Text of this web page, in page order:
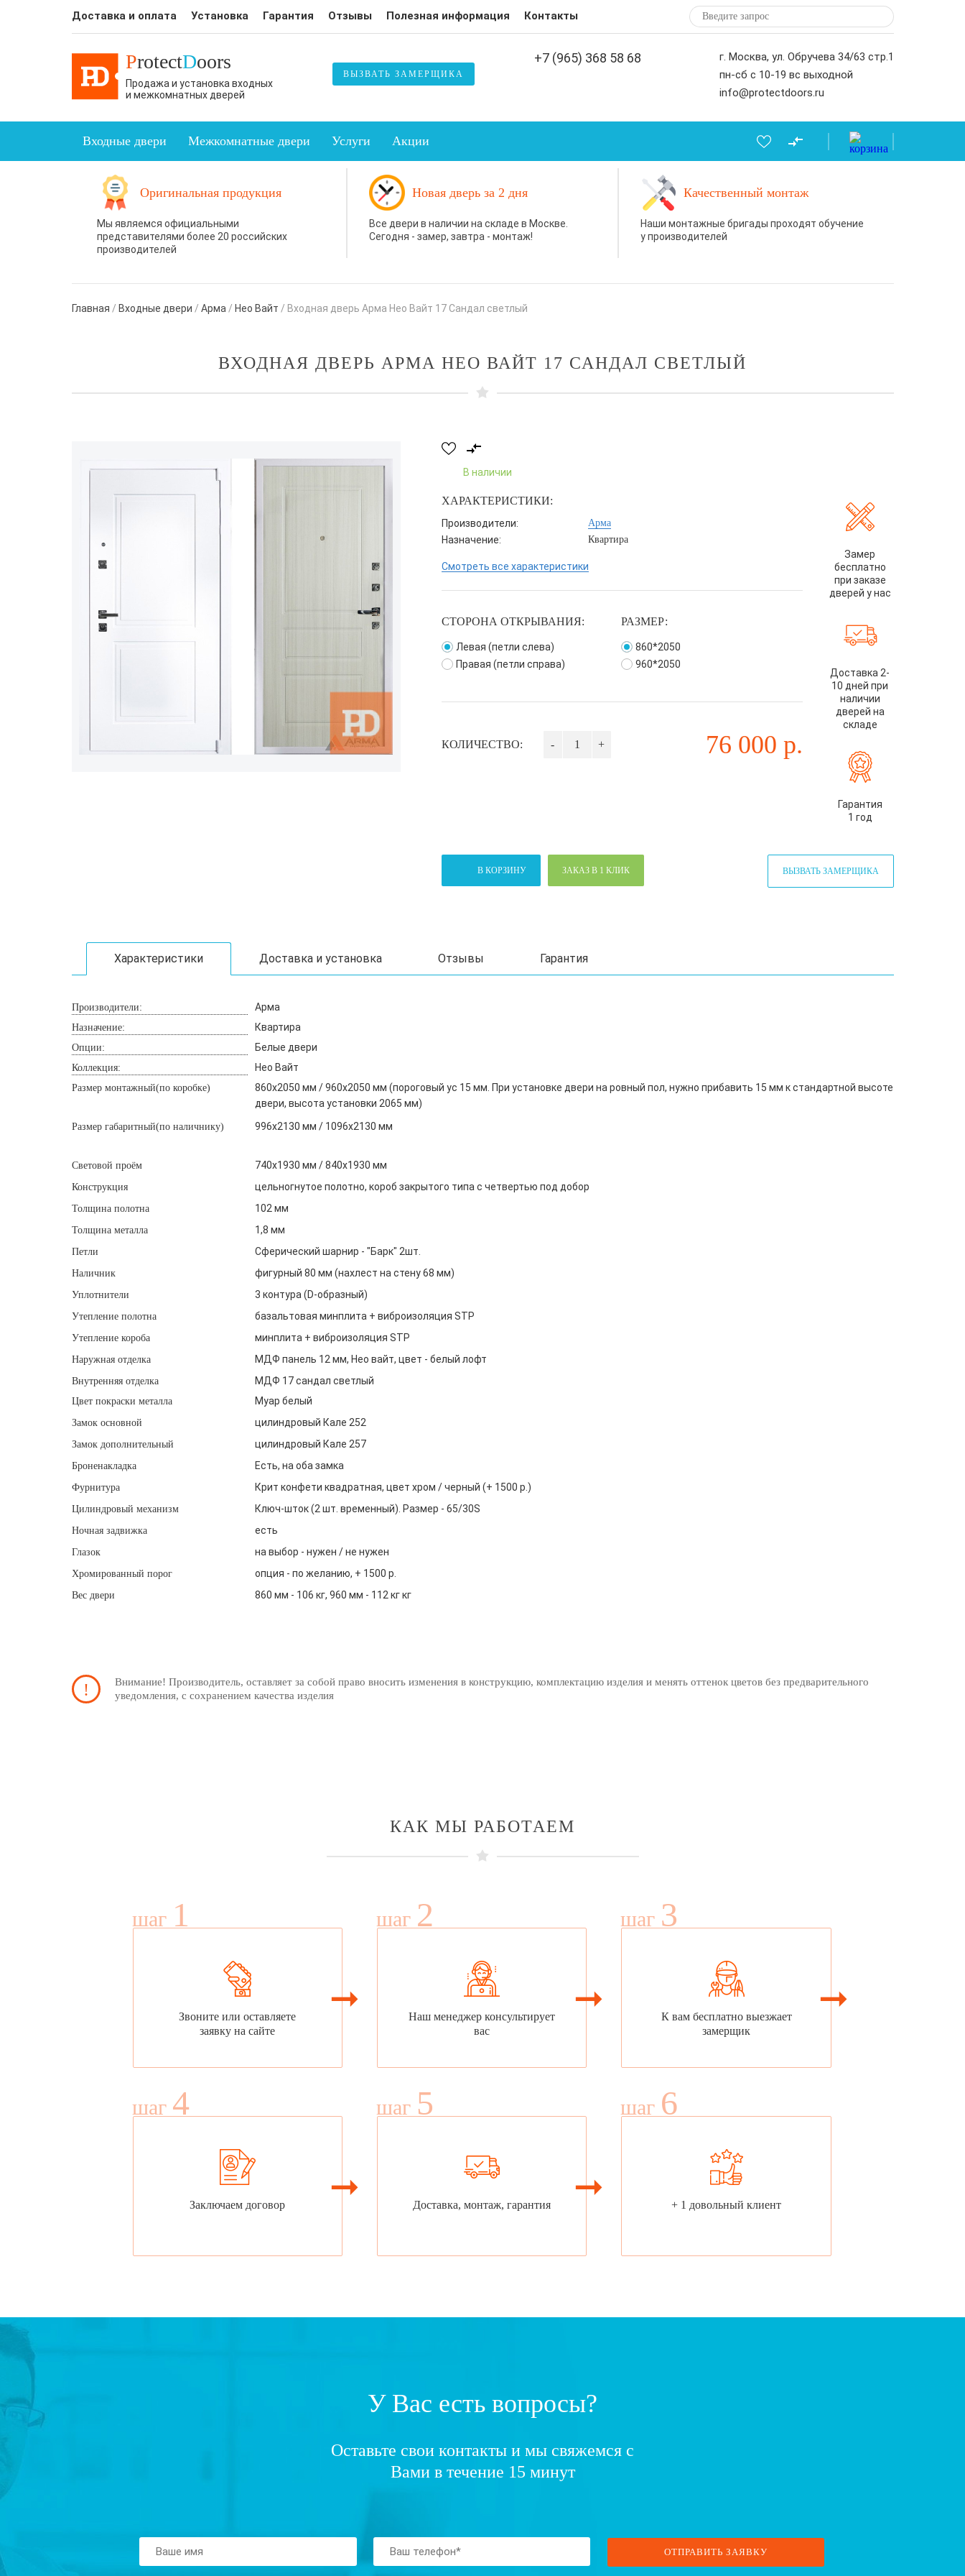
Доставка и оплата Установка Гарантия Отзывы Полезная информация Контакты
ProtectDoors
Продажа и установка входных
и межкомнатных дверей
ВЫЗВАТЬ ЗАМЕРЩИКА
+7 (965) 368 58 68
г. Москва, ул. Обручева 34/63 стр.1
пн-сб с 10-19 вс выходной
info@protectdoors.ru
Входные двери Межкомнатные двери Услуги Акции
Оригинальная продукция
Мы являемся официальными
представителями более 20 российских
производителей
Новая дверь за 2 дня
Все двери в наличии на складе в Москве.
Сегодня - замер, завтра - монтаж!
Качественный монтаж
Наши монтажные бригады проходят обучение
у производителей
Главная / Входные двери / Арма / Нео Вайт / Входная дверь Арма Нео Вайт 17 Сандал светлый
ВХОДНАЯ ДВЕРЬ АРМА НЕО ВАЙТ 17 САНДАЛ СВЕТЛЫЙ
В наличии
ХАРАКТЕРИСТИКИ:
Производители: Арма
Назначение: Квартира
Смотреть все характеристики
СТОРОНА ОТКРЫВАНИЯ:
Левая (петли слева)
Правая (петли справа)
РАЗМЕР:
860*2050
960*2050
КОЛИЧЕСТВО: - + 76 000 р.
Замер
бесплатно
при заказе
дверей у нас
Доставка 2-
10 дней при
наличии
дверей на
складе
Гарантия
1 год
В КОРЗИНУ ЗАКАЗ В 1 КЛИК ВЫЗВАТЬ ЗАМЕРЩИКА
Характеристики Доставка и установка Отзывы Гарантия
Производители: Арма
Назначение: Квартира
Опции: Белые двери
Коллекция: Нео Вайт
Размер монтажный(по коробке)
860х2050 мм / 960х2050 мм (пороговый ус 15 мм. При установке двери на ровный пол, нужно прибавить 15 мм к стандартной высоте
двери, высота установки 2065 мм)
Размер габаритный(по наличнику) 996х2130 мм / 1096х2130 мм
Световой проём 740х1930 мм / 840х1930 мм
Конструкция цельногнутое полотно, короб закрытого типа с четвертью под добор
Толщина полотна 102 мм
Толщина металла 1,8 мм
Петли Сферический шарнир - "Барк" 2шт.
Наличник фигурный 80 мм (нахлест на стену 68 мм)
Уплотнители 3 контура (D-образный)
Утепление полотна базальтовая минплита + виброизоляция STP
Утепление короба минплита + виброизоляция STP
Наружная отделка МДФ панель 12 мм, Нео вайт, цвет - белый лофт
Внутренняя отделка МДФ 17 сандал светлый
Цвет покраски металла Муар белый
Замок основной цилиндровый Кале 252
Замок дополнительный цилиндровый Кале 257
Броненакладка Есть, на оба замка
Фурнитура Крит конфети квадратная, цвет хром / черный (+ 1500 р.)
Цилиндровый механизм Ключ-шток (2 шт. временный). Размер - 65/30S
Ночная задвижка есть
Глазок на выбор - нужен / не нужен
Хромированный порог опция - по желанию, + 1500 р.
Вес двери 860 мм - 106 кг, 960 мм - 112 кг кг
Внимание! Производитель, оставляет за собой право вносить изменения в конструкцию, комплектацию изделия и менять оттенок цветов без предварительного
уведомления, с сохранением качества изделия
КАК МЫ РАБОТАЕМ
шаг 1
Звоните или оставляете
заявку на сайте
шаг 2
Наш менеджер консультирует
вас
шаг 3
К вам бесплатно выезжает
замерщик
шаг 4
Заключаем договор
шаг 5
Доставка, монтаж, гарантия
шаг 6
+ 1 довольный клиент
У Вас есть вопросы?
Оставьте свои контакты и мы свяжемся с
Вами в течение 15 минут